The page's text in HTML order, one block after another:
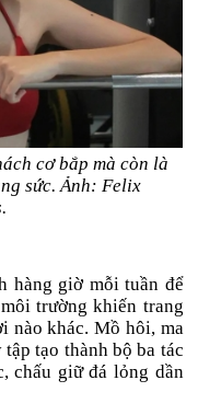
cơ bắp mà còn là
sức. Ảnh: Felix
hàng giờ mỗi tuần để
trường khiến trang
nào khác. Mồ hôi, ma
tạo thành bộ ba tác
chấu giữ đá lỏng dần